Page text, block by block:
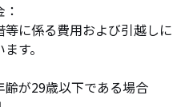
に係る費用および引越しに
す。
が29歳以下である場合